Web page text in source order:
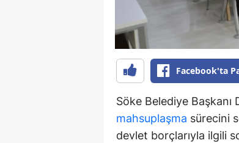
Facebook'ta
Söke Belediye Başkanı
mahsuplaşma sürecini
devlet borçlarıyla ilgili